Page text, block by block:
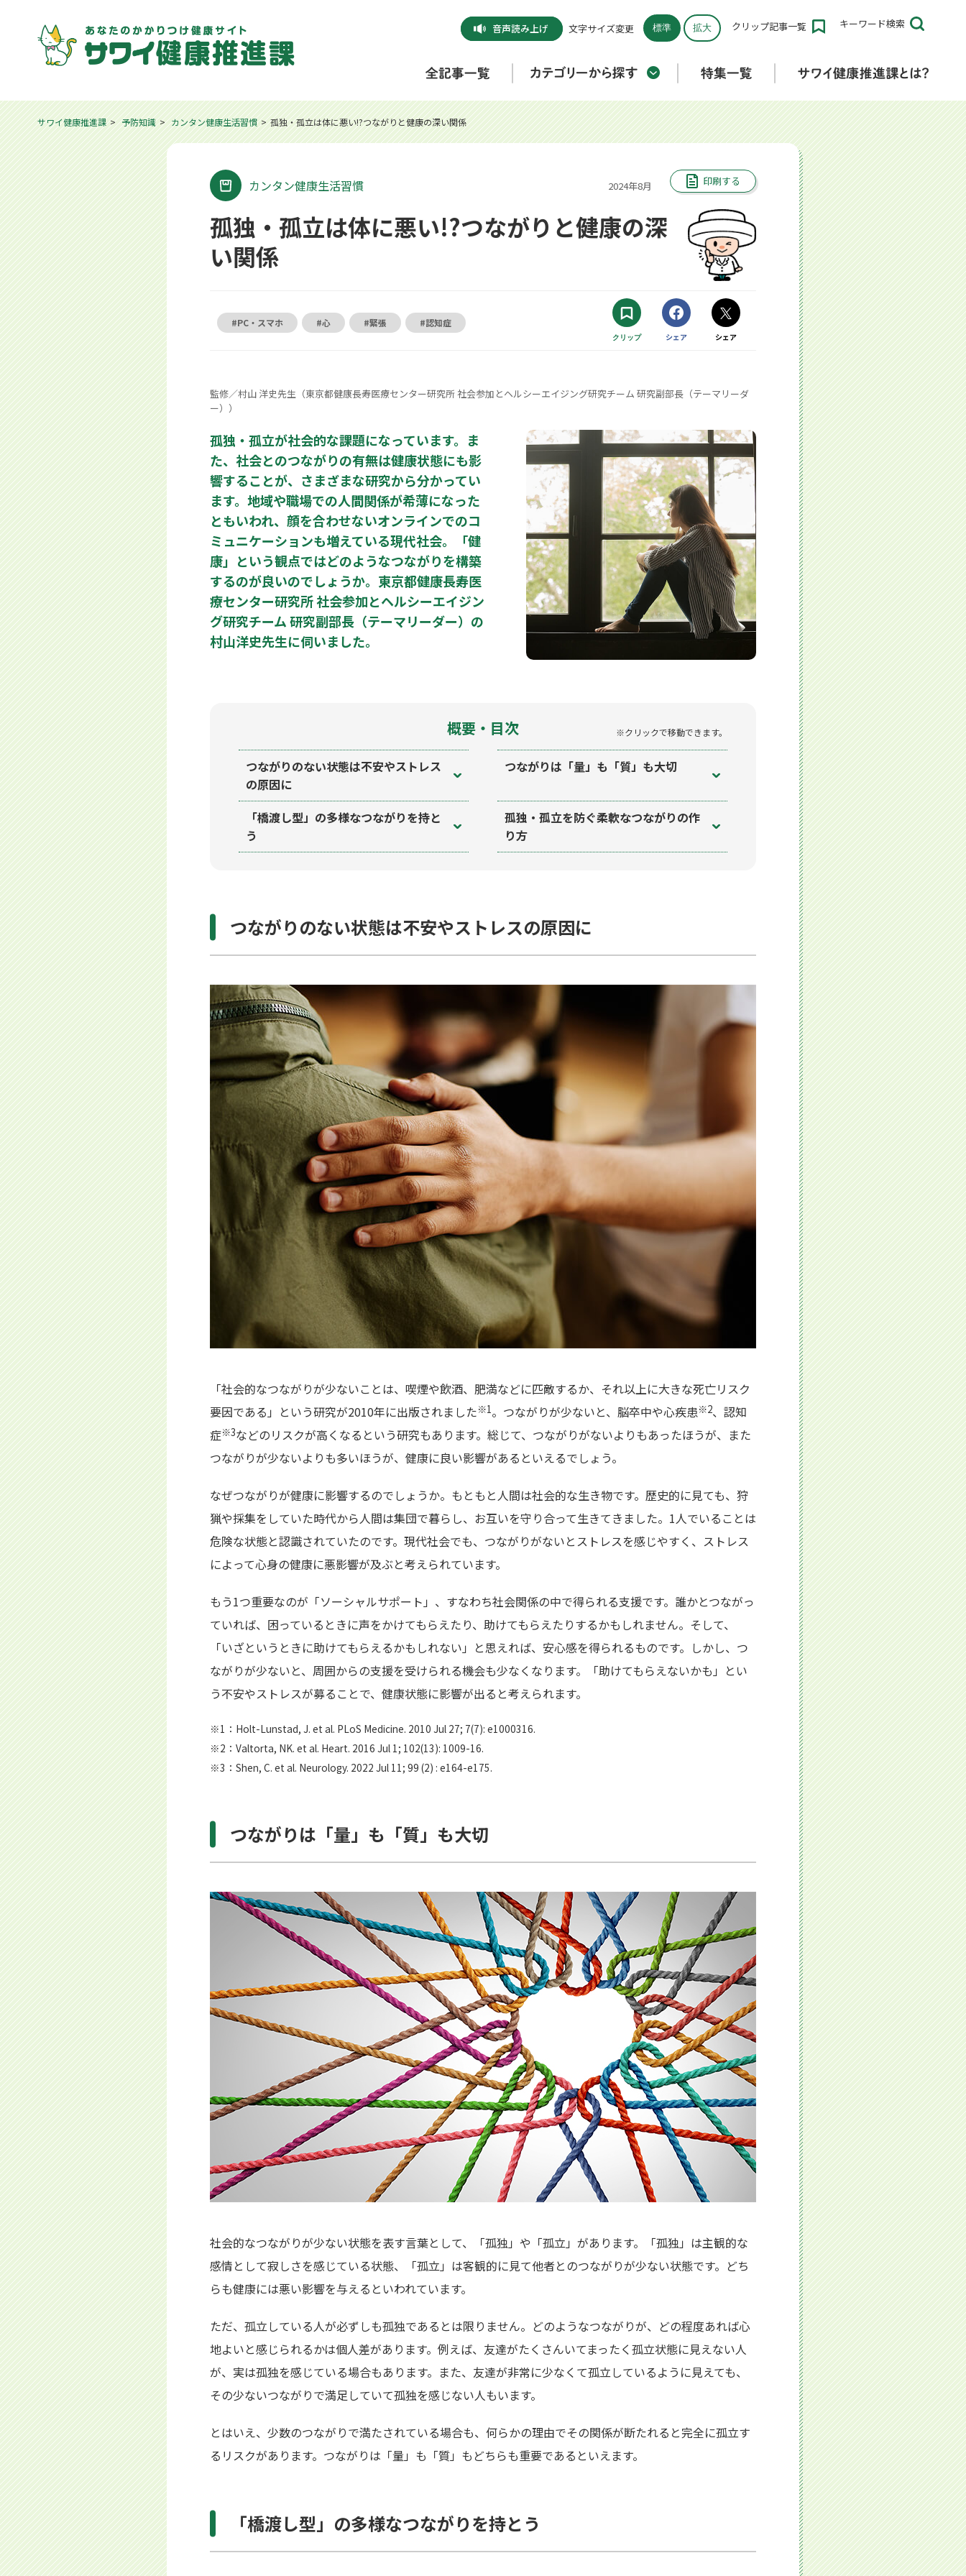
音声読み上げ 文字サイズ変更 標準 拡大 クリップ記事一覧 キーワード検索
折りたたみ済み
サワイ健康推進課 予防知識 カンタン健康生活習慣 孤独・孤立は体に悪い!?つながりと健康の深い関係
カンタン健康生活習慣 2024年8月
孤独・孤立は体に悪い!?つながりと健康の深
い関係
印刷する
#PC・スマホ #心 #緊張 #認知症
クリップ Facebookで
シェア
Xで
シェア
する別ウィンドウで開きます
監修／村山 洋史先生（東京都健康長寿医療センター研究所 社会参加とヘルシーエイジング研究チーム 研究副部長（テーマリーダ
ー））
孤独・孤立が社会的な課題になっています。ま
た、社会とのつながりの有無は健康状態にも影
響することが、さまざまな研究から分かってい
ます。地域や職場での人間関係が希薄になった
ともいわれ、顔を合わせないオンラインでのコ
ミュニケーションも増えている現代社会。「健
康」という観点ではどのようなつながりを構築
するのが良いのでしょうか。東京都健康長寿医
療センター研究所 社会参加とヘルシーエイジン
グ研究チーム 研究副部長（テーマリーダー）の
村山洋史先生に伺いました。
概要・目次 ※クリックで移動できます。
つながりのない状態は不安やストレス
の原因に
つながりは「量」も「質」も大切
「橋渡し型」の多様なつながりを持と
う
孤独・孤立を防ぐ柔軟なつながりの作
り方
つながりのない状態は不安やストレスの原因に
「社会的なつながりが少ないことは、喫煙や飲酒、肥満などに匹敵するか、それ以上に大きな死亡リスク
要因である」という研究が2010年に出版されました※1。つながりが少ないと、脳卒中や心疾患※2、認知
症※3などのリスクが高くなるという研究もあります。総じて、つながりがないよりもあったほうが、また
つながりが少ないよりも多いほうが、健康に良い影響があるといえるでしょう。
なぜつながりが健康に影響するのでしょうか。もともと人間は社会的な生き物です。歴史的に見ても、狩
猟や採集をしていた時代から人間は集団で暮らし、お互いを守り合って生きてきました。1人でいることは
危険な状態と認識されていたのです。現代社会でも、つながりがないとストレスを感じやすく、ストレス
によって心身の健康に悪影響が及ぶと考えられています。
もう1つ重要なのが「ソーシャルサポート」、すなわち社会関係の中で得られる支援です。誰かとつながっ
ていれば、困っているときに声をかけてもらえたり、助けてもらえたりするかもしれません。そして、
「いざというときに助けてもらえるかもしれない」と思えれば、安心感を得られるものです。しかし、つ
ながりが少ないと、周囲からの支援を受けられる機会も少なくなります。「助けてもらえないかも」とい
う不安やストレスが募ることで、健康状態に影響が出ると考えられます。
※1：Holt-Lunstad, J. et al. PLoS Medicine. 2010 Jul 27; 7(7): e1000316.
※2：Valtorta, NK. et al. Heart. 2016 Jul 1; 102(13): 1009-16.
※3：Shen, C. et al. Neurology. 2022 Jul 11; 99 (2) : e164-e175.
つながりは「量」も「質」も大切
社会的なつながりが少ない状態を表す言葉として、「孤独」や「孤立」があります。「孤独」は主観的な
感情として寂しさを感じている状態、「孤立」は客観的に見て他者とのつながりが少ない状態です。どち
らも健康には悪い影響を与えるといわれています。
ただ、孤立している人が必ずしも孤独であるとは限りません。どのようなつながりが、どの程度あれば心
地よいと感じられるかは個人差があります。例えば、友達がたくさんいてまったく孤立状態に見えない人
が、実は孤独を感じている場合もあります。また、友達が非常に少なくて孤立しているように見えても、
その少ないつながりで満足していて孤独を感じない人もいます。
とはいえ、少数のつながりで満たされている場合も、何らかの理由でその関係が断たれると完全に孤立す
るリスクがあります。つながりは「量」も「質」もどちらも重要であるといえます。
「橋渡し型」の多様なつながりを持とう